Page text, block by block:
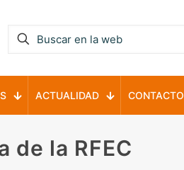
ACTUALIDAD CONTACTO
de la RFEC